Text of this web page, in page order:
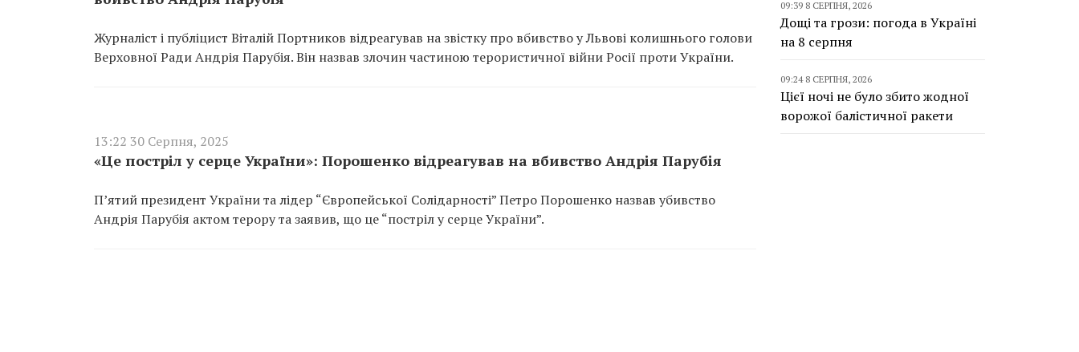
Журналіст і публіцист Віталій Портников відреагував на звістку про вбивство у Львові колишнього голови
Верховної Ради Андрія Парубія. Він назвав злочин частиною терористичної війни Росії проти України.
13:22 30 Серпня, 2025
«Це постріл у серце України»: Порошенко відреагував на вбивство Андрія Парубія
П’ятий президент України та лідер “Європейської Солідарності” Петро Порошенко назвав убивство
Андрія Парубія актом терору та заявив, що це “постріл у серце України”.
09:39 8 СЕРПНЯ, 2026
Дощі та грози: погода в Україні
на 8 серпня
09:24 8 СЕРПНЯ, 2026
Цієї ночі не було збито жодної
ворожої балістичної ракети